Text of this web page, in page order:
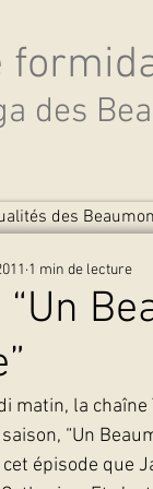
des
des
“Un
1 min de lecture
matin, la
“Un
cet épisode que